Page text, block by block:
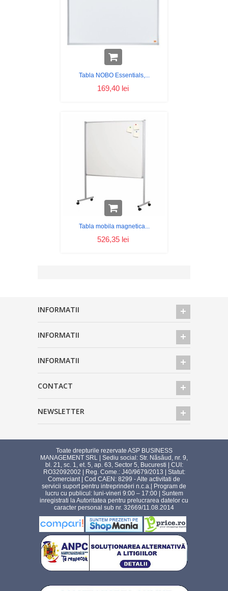
Tabla NOBO Essentials,...
169,40 lei
Tabla mobila magnetica...
526,35 lei
INFORMATII
INFORMATII
INFORMATII
CONTACT
NEWSLETTER
Toate drepturile rezervate ASP BUSINESS
MANAGEMENT SRL | Sediu social: Str. Năsăud, nr. 9,
bl. 21, sc. 1, et. 5, ap. 63, Sector 5, Bucuresti | CUI:
RO32092002 | Reg. Come.: J40/9679/2013 | Statut:
Comerciant | Cod CAEN: 8299 - Alte activitati de
servicii suport pentru intreprinderi n.c.a.| Program de
lucru cu publicul: luni-vineri 9:00 – 17:00 | Suntem
inregistrati la Autoritatea pentru prelucrarea datelor cu
caracter personal sub nr. 32669/11.08.2014